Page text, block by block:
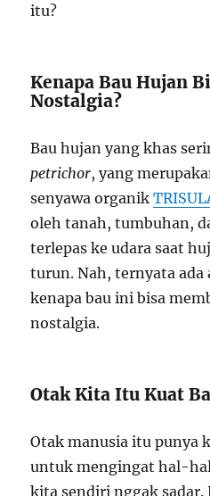
itu?
Kenapa Bau Hujan
Nostalgia?
Bau hujan yang khas
petrichor, yang
senyawa organik
oleh tanah, tumbuhan,
terlepas ke udara saat
turun. Nah, ternyata
kenapa bau ini bisa
nostalgia.
Otak Kita Itu Kuat
Otak manusia itu punya
untuk mengingat hal-
kita sendiri nggak